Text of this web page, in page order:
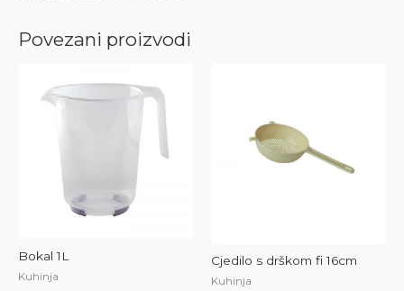
Povezani proizvodi
Bokal 1L
Kuhinja
Cjedilo s drškom fi 16cm
Kuhinja